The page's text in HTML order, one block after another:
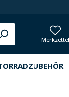
Merkzettel